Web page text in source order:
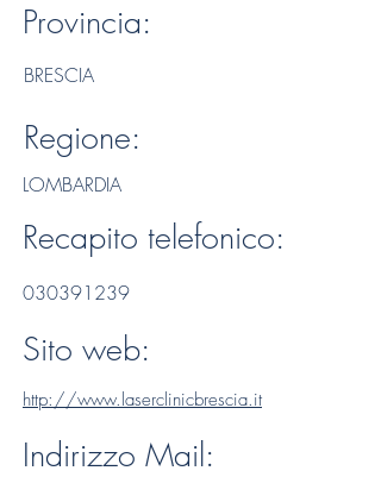
Provincia:
BRESCIA
Regione:
LOMBARDIA
Recapito telefonico:
030391239
Sito web:
http://www.laserclinicbrescia.it
Indirizzo Mail: